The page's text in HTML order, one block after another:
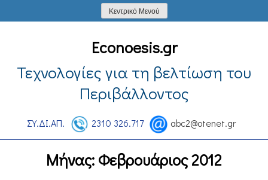
to
Κεντρικό Μενού
Econoesis.gr
Τεχνολογίες για τη βελτίωση του
Περιβάλλοντος
ΣΥ.ΔΙ.ΑΠ. 2310 326.717 abc2@otenet.gr
Μήνας: Φεβρουάριος 2012